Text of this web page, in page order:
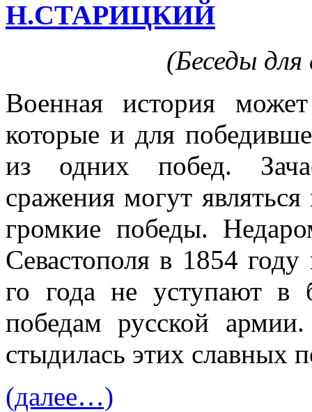
Н.СТАРИЦКИЙ
(Беседы
Военная история
которые и для
из одних побед.
сражения могут
громкие победы.
Севастополя в 1854
го года не уступают в
победам русской
стыдилась этих славных
(далее…)